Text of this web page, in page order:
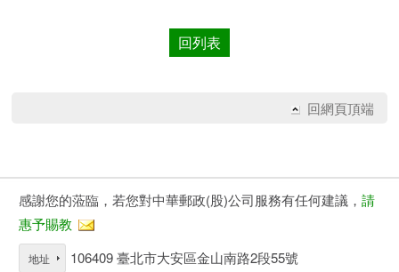
回列表
回網頁頂端
感謝您的蒞臨，若您對中華郵政(股)公司服務有任何建議， 請
惠予賜教
地址 106409 臺北市大安區金山南路2段55號